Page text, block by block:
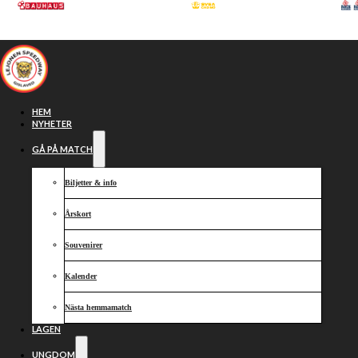
Hoppa till huvudinnehåll
HEM
NYHETER
GÅ PÅ MATCH
Biljetter & info
Årskort
Souvenirer
Kalender
Nästa hemmamatch
LAGEN
UNGDOM
Lejonen